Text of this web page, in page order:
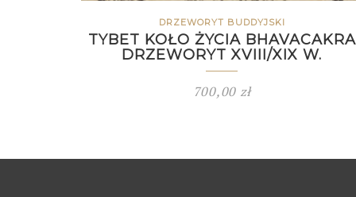
DRZEWORYT BUDDYJSKI
TYBET KOŁO ŻYCIA BHAVACAKRA
DRZEWORYT XVIII/XIX W.
700,00 zł